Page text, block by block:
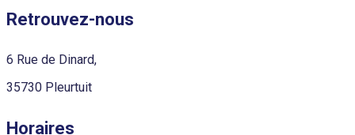
Retrouvez-nous
6 Rue de Dinard,
35730 Pleurtuit
Horaires